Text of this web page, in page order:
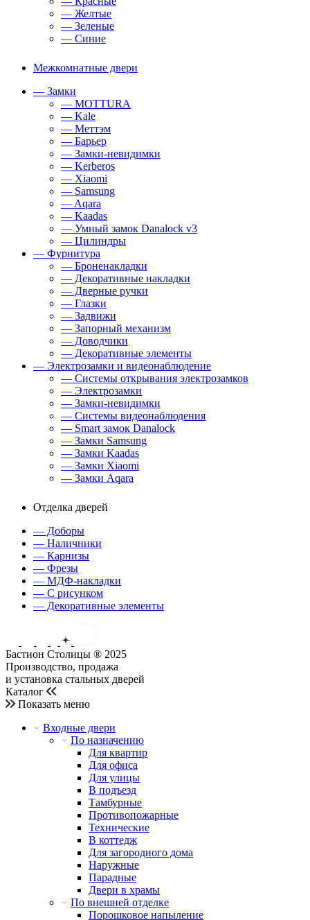
— Желтые
— Зеленые
— Синие
Межкомнатные двери
— Замки
— MOTTURA
— Kale
— Меттэм
— Барьер
— Замки-невидимки
— Kerberos
— Xiaomi
— Samsung
— Aqara
— Kaadas
— Умный замок Danalock v3
— Цилиндры
— Фурнитура
— Броненакладки
— Декоративные накладки
— Дверные ручки
— Глазки
— Задвижи
— Запорный механизм
— Доводчики
— Декоративные элементы
— Электрозамки и видеонаблюдение
— Системы открывания электрозамков
— Электрозамки
— Замки-невидимки
— Системы видеонаблюдения
— Smart замок Danalock
— Замки Samsung
— Замки Kaadas
— Замки Xiaomi
— Замки Aqara
Отделка дверей
— Доборы
— Наличники
— Карнизы
— Фрезы
— МДФ-накладки
— С рисунком
— Декоративные элементы
Бастион Столицы ® 2025
Производство, продажа
и установка стальных дверей
Каталог
Показать меню
Входные двери
По назначению
Для квартир
Для офиса
Для улицы
В подъезд
Тамбурные
Противопожарные
Технические
В коттедж
Для загородного дома
Наружные
Парадные
Двери в храмы
По внешней отделке
Порошковое напыление